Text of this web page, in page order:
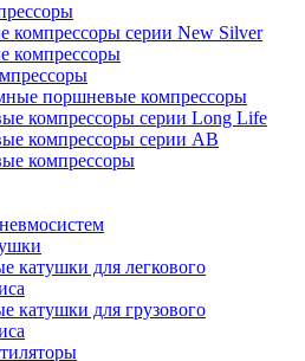
компрессоры серии New Silver
компрессоры
поршневые компрессоры
компрессоры серии Long Life
компрессоры серии AB
компрессоры
катушки для легкового
катушки для грузового